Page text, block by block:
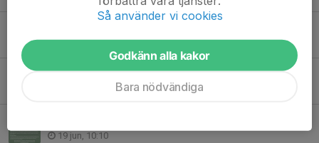
23 jun, 08:37
🌟 Vi har tänkt om! 🌟
19 jun, 10:10
Så använder vi cookies
Godkänn alla kakor
Bara nödvändiga